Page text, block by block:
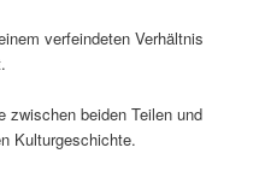
verfeindeten Verhältnis
zwischen beiden Teilen und
Kulturgeschichte.